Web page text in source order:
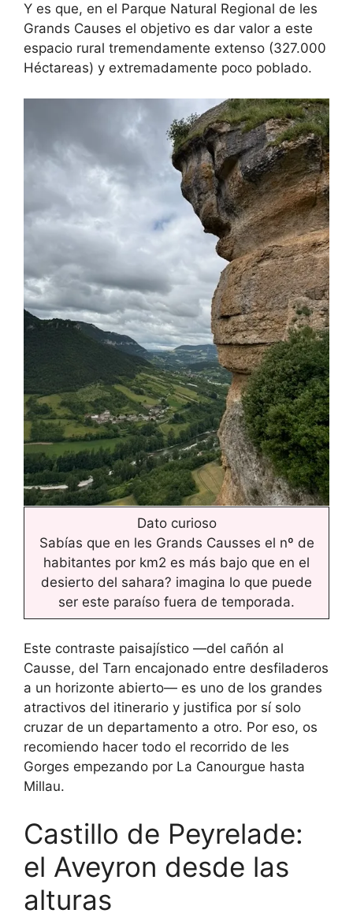
Y es que, en el Parque Natural Regional de les
Grands Causes el objetivo es dar valor a este
espacio rural tremendamente extenso (327.000
Héctareas) y extremadamente poco poblado.
Dato curioso
Sabías que en les Grands Causses el nº de
habitantes por km2 es más bajo que en el
desierto del sahara? imagina lo que puede
ser este paraíso fuera de temporada.
Este contraste paisajístico —del cañón al
Causse, del Tarn encajonado entre desfiladeros
a un horizonte abierto— es uno de los grandes
atractivos del itinerario y justifica por sí solo
cruzar de un departamento a otro. Por eso, os
recomiendo hacer todo el recorrido de les
Gorges empezando por La Canourgue hasta
Millau.
Castillo de Peyrelade:
el Aveyron desde las
alturas